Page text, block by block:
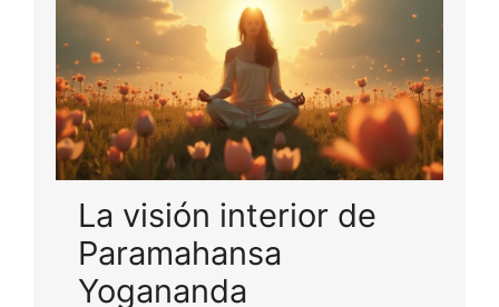
La visión interior de
Paramahansa
Yogananda